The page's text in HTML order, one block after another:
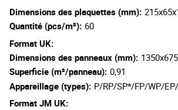
Dimensions des plaquettes (mm):
Quantité (pcs/m²): 60
Format UK:
Dimensions des panneaux (mm):
Superficie (m²/panneau): 0,91
Appareillage (types): P/RP/SP*/FP/WP/EP/
Format JM UK: